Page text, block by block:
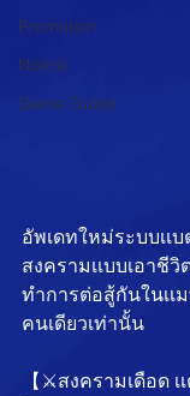
Promotion
Notice
Game Guide
อัพเดทใหม่ระบบเเ
สงครามเเบบเอาชี
ทำการต่อสู้กันในเเ
คนเดียวเท่านั้น
【⚔️สงครามเดือด เ